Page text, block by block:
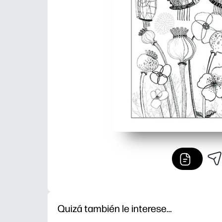
Quizá también le interese…